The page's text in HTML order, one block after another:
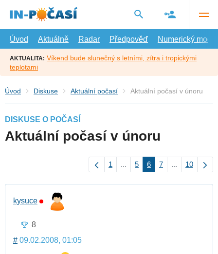
hlavní
Úvod
Aktuálně Radar Předpověď Numerický model
AKTUALITA: Víkend bude slunečný s letními, zítra i tropickými
teplotami
Úvod Diskuse Aktuální počasí Aktuální počasí v únoru
DISKUSE O POČASÍ
Aktuální počasí v únoru
1 ... 5 6 7 ... 10
kysuce
8
# 09.02.2008, 01:05